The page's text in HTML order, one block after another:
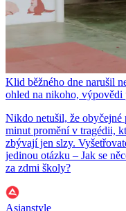
Klid běžného dne narušil
ohled na nikoho, výpovědi
Nikdo netušil, že obyčejné
minut promění v tragédii,
zbývají jen slzy.
jedinou otázku – Jak se
za zdmi školy?
Asianstyle